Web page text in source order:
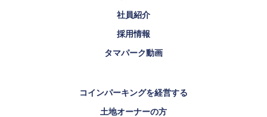
社員紹介
採用情報
タマパーク動画
コインパーキングを経営する
土地オーナーの方